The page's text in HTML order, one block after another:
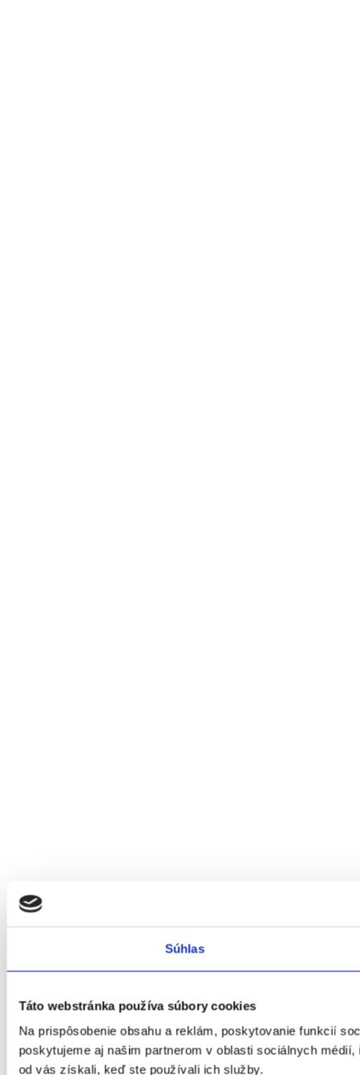
Súhlas
Táto webstránka používa súbory cookies
Na prispôsobenie obsahu a reklám, poskytovanie funkcií
poskytujeme aj našim partnerom v oblasti sociálnych
od vás získali, keď ste používali ich služby.